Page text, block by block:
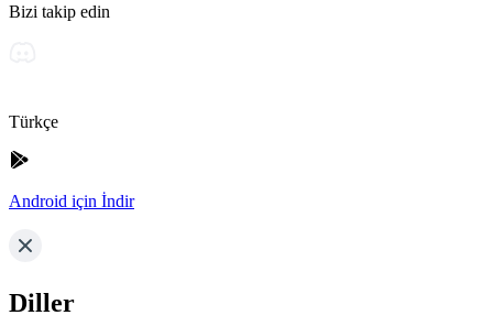
Bizi takip edin
Türkçe
Android için İndir
Diller